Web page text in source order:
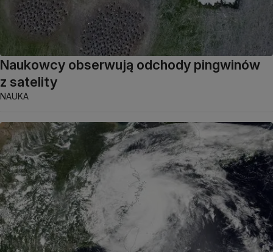
Naukowcy obserwują odchody pingwinów
z satelity
NAUKA